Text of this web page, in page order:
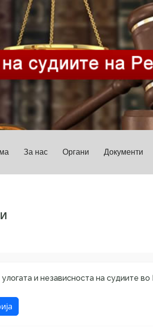
За нас Органи Документи
улогата и независноста на судиите